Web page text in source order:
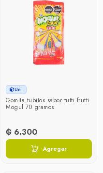
Un.
Gomita tubitos sabor tutti frutti
Mogul 70 gramos
₲ 6.300
Agregar